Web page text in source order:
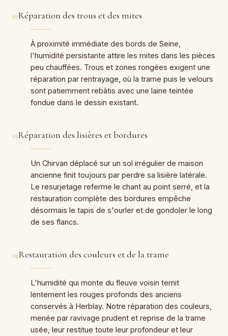
02Réparation des trous et des mites
À proximité immédiate des bords de Seine,
l'humidité persistante attire les mites dans les pièces
peu chauffées. Trous et zones rongées exigent une
réparation par rentrayage, où la trame puis le velours
sont patiemment rebâtis avec une laine teintée
fondue dans le dessin existant.
03Réparation des lisières et bordures
Un Chirvan déplacé sur un sol irrégulier de maison
ancienne finit toujours par perdre sa lisière latérale.
Le resurjetage referme le chant au point serré, et la
restauration complète des bordures empêche
désormais le tapis de s'ourler et de gondoler le long
de ses flancs.
04Restauration des couleurs et de la trame
L'humidité qui monte du fleuve voisin ternit
lentement les rouges profonds des anciens
conservés à Herblay. Notre réparation des couleurs,
menée par ravivage prudent et reprise de la trame
usée, leur restitue toute leur profondeur et leur